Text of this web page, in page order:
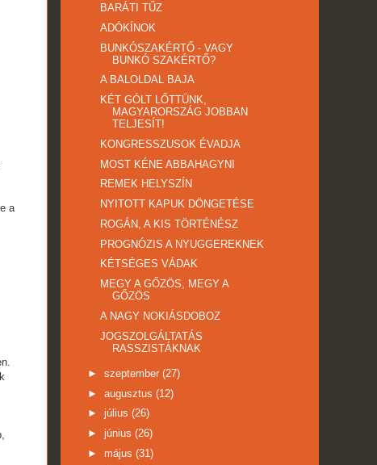
a
BARÁTI TŰZ
ADÓKÍNOK
BUNKÓSZAKÉRTŐ - VAGY
BUNKÓ SZAKÉRTŐ?
A BALOLDAL BAJA
KÉT GÓLT LŐTTÜNK,
MAGYARORSZÁG JOBBAN
TELJESÍT!
KONGRESSZUSOK ÉVADJA
MOST KÉNE ABBAHAGYNI
REMEK HELYSZÍN
NYITOTT KAPUK DÖNGETÉSE
ROGÁN, A KIS TÖRTÉNÉSZ
PROGNÓZIS A NYUGGEREKNEK
KÉTSÉGES VÁDAK
MEGY A GŐZÖS, MEGY A
GŐZÖS
A NAGY NOKIÁSDOBOZ
JOGSZOLGÁLTATÁS
RASSZISTÁKNAK
► szeptember (27)
► augusztus (12)
► július (26)
► június (26)
► május (31)